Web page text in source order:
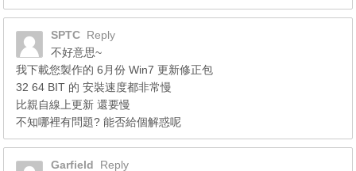
SPTC Reply
不好意思~
我下載您製作的 6月份 Win7 更新修正包
32 64 BIT 的 安裝速度都非常慢
比親自線上更新 還要慢
不知哪裡有問題? 能否給個解惑呢
Garfield
Reply